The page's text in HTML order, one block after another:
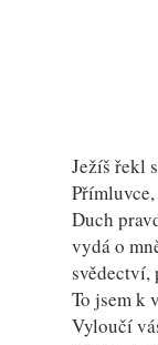
Ježíš řekl
Duch
vydá o
svědectví,
To jsem k
Vyloučí